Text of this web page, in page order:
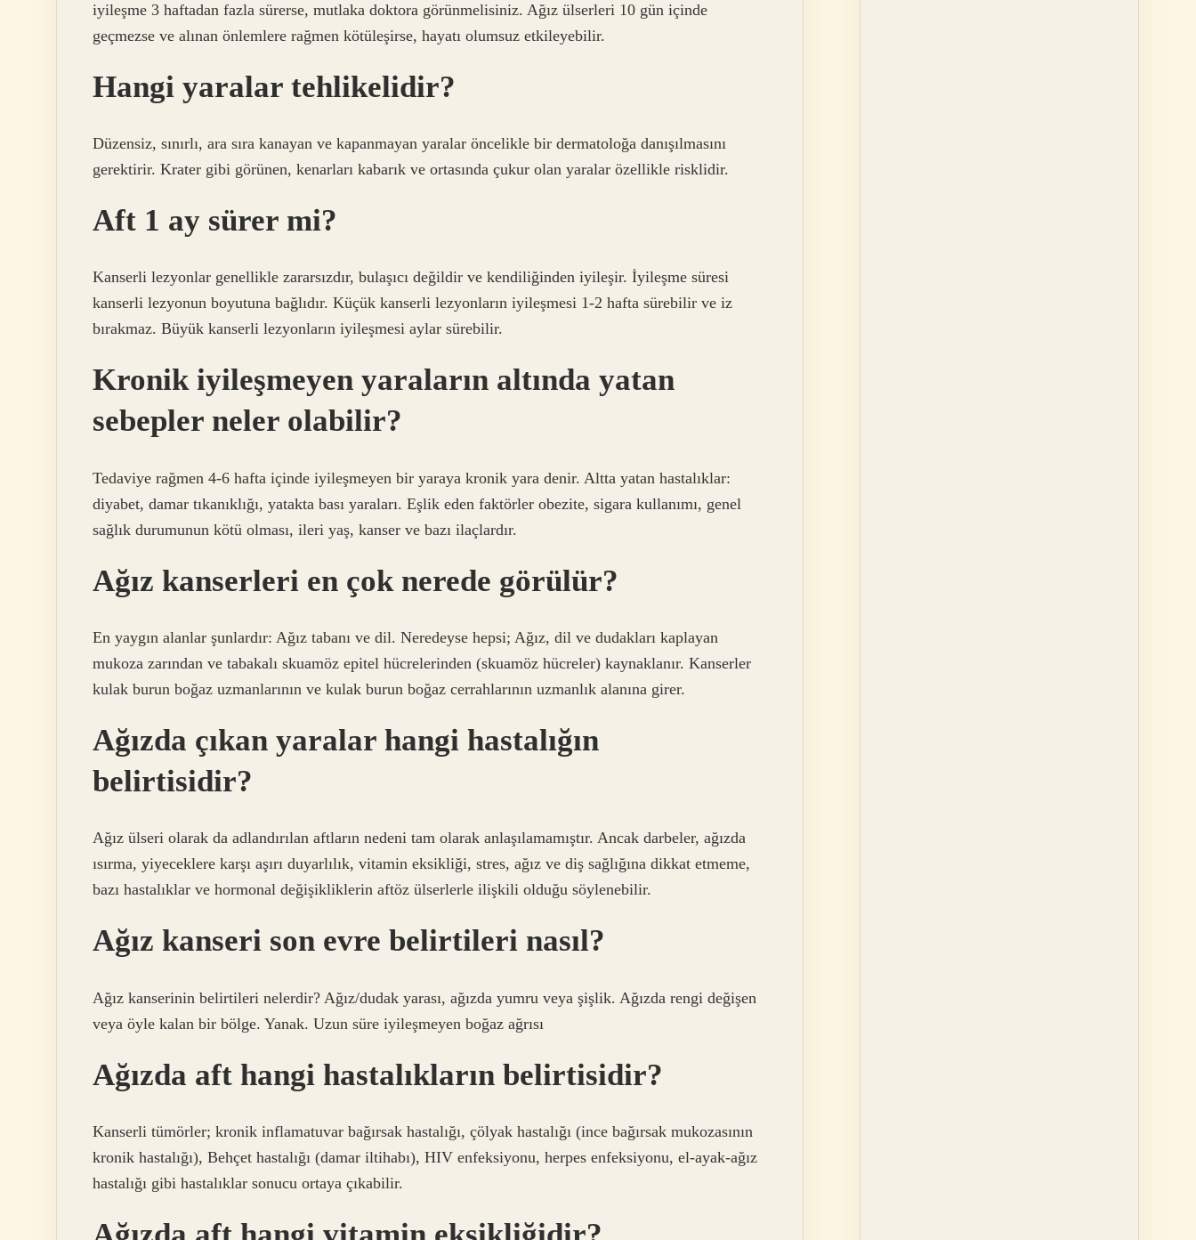
iyileşme 3 haftadan fazla sürerse, mutlaka doktora görünmelisiniz. Ağız ülserleri 10 gün içinde
geçmezse ve alınan önlemlere rağmen kötüleşirse, hayatı olumsuz etkileyebilir.
Hangi yaralar tehlikelidir?
Düzensiz, sınırlı, ara sıra kanayan ve kapanmayan yaralar öncelikle bir dermatoloğa danışılmasını
gerektirir. Krater gibi görünen, kenarları kabarık ve ortasında çukur olan yaralar özellikle risklidir.
Aft 1 ay sürer mi?
Kanserli lezyonlar genellikle zararsızdır, bulaşıcı değildir ve kendiliğinden iyileşir. İyileşme süresi
kanserli lezyonun boyutuna bağlıdır. Küçük kanserli lezyonların iyileşmesi 1-2 hafta sürebilir ve iz
bırakmaz. Büyük kanserli lezyonların iyileşmesi aylar sürebilir.
Kronik iyileşmeyen yaraların altında yatan
sebepler neler olabilir?
Tedaviye rağmen 4-6 hafta içinde iyileşmeyen bir yaraya kronik yara denir. Altta yatan hastalıklar:
diyabet, damar tıkanıklığı, yatakta bası yaraları. Eşlik eden faktörler obezite, sigara kullanımı, genel
sağlık durumunun kötü olması, ileri yaş, kanser ve bazı ilaçlardır.
Ağız kanserleri en çok nerede görülür?
En yaygın alanlar şunlardır: Ağız tabanı ve dil. Neredeyse hepsi; Ağız, dil ve dudakları kaplayan
mukoza zarından ve tabakalı skuamöz epitel hücrelerinden (skuamöz hücreler) kaynaklanır. Kanserler
kulak burun boğaz uzmanlarının ve kulak burun boğaz cerrahlarının uzmanlık alanına girer.
Ağızda çıkan yaralar hangi hastalığın
belirtisidir?
Ağız ülseri olarak da adlandırılan aftların nedeni tam olarak anlaşılamamıştır. Ancak darbeler, ağızda
ısırma, yiyeceklere karşı aşırı duyarlılık, vitamin eksikliği, stres, ağız ve diş sağlığına dikkat etmeme,
bazı hastalıklar ve hormonal değişikliklerin aftöz ülserlerle ilişkili olduğu söylenebilir.
Ağız kanseri son evre belirtileri nasıl?
Ağız kanserinin belirtileri nelerdir? Ağız/dudak yarası, ağızda yumru veya şişlik. Ağızda rengi değişen
veya öyle kalan bir bölge. Yanak. Uzun süre iyileşmeyen boğaz ağrısı
Ağızda aft hangi hastalıkların belirtisidir?
Kanserli tümörler; kronik inflamatuvar bağırsak hastalığı, çölyak hastalığı (ince bağırsak mukozasının
kronik hastalığı), Behçet hastalığı (damar iltihabı), HIV enfeksiyonu, herpes enfeksiyonu, el-ayak-ağız
hastalığı gibi hastalıklar sonucu ortaya çıkabilir.